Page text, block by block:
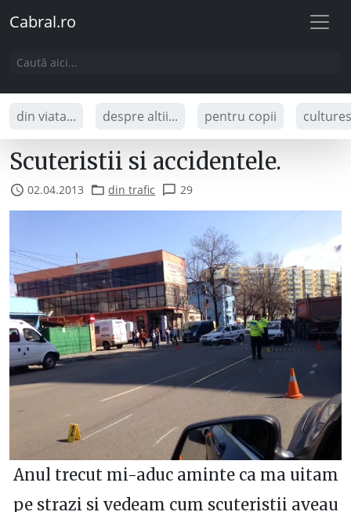
Cabral.ro
din viata... despre altii... pentru copii
Scuteristii si accidentele.
02.04.2013 din trafic 29
Anul trecut mi-aduc aminte ca ma uitam
pe strazi si vedeam cum scuteristii aveau